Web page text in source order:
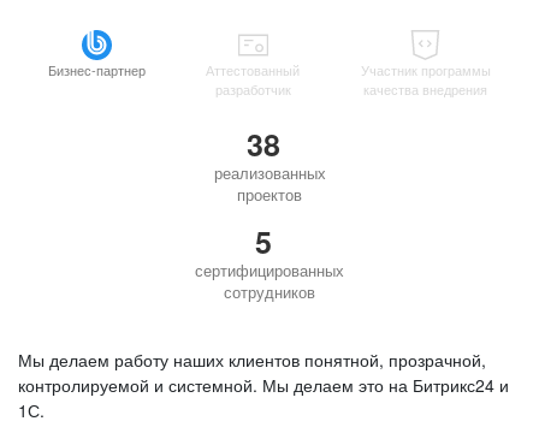
Бизнес-партнер
Аттестованный
разработчик
Участник программы
качества внедрения
38
реализованных
проектов
5
сертифицированных
сотрудников
Мы делаем работу наших клиентов понятной, прозрачной,
контролируемой и системной. Мы делаем это на Битрикс24 и
1С.